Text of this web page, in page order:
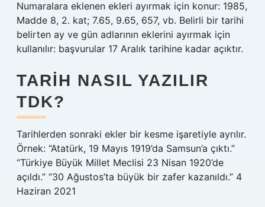
Numaralara eklenen ekleri ayırmak için konur: 1985,
Madde 8, 2. kat; 7.65, 9.65, 657, vb. Belirli bir tarihi
belirten ay ve gün adlarının eklerini ayırmak için
kullanılır: başvurular 17 Aralık tarihine kadar açıktır.
TARIH NASIL YAZILIR
TDK?
Tarihlerden sonraki ekler bir kesme işaretiyle ayrılır.
Örnek: “Atatürk, 19 Mayıs 1919’da Samsun’a çıktı.”
“Türkiye Büyük Millet Meclisi 23 Nisan 1920’de
açıldı.” “30 Ağustos’ta büyük bir zafer kazanıldı.” 4
Haziran 2021